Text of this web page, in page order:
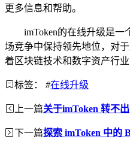
更多信息和帮助。
imToken的在线升级是
场竞争中保持领先地位，对
着区块链技术和数字资产行
标签： #在线升级
上一篇关于imToken 转不
下一篇探索 imToken 中的